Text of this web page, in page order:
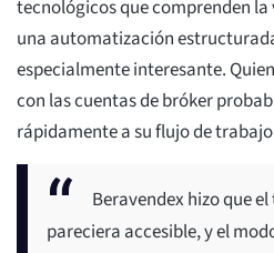
tecnológicos que comprenden
una automatización
especialmente interesante.
con las cuentas de bróker
rápidamente a su flujo de
Beravendex hizo que
pareciera accesible, y el